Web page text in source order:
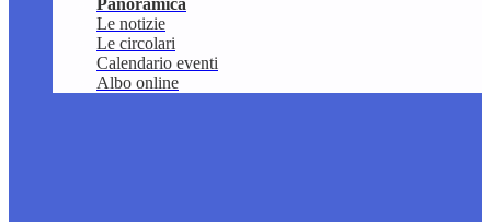
Panoramica
Le notizie
Le circolari
Calendario eventi
Albo online